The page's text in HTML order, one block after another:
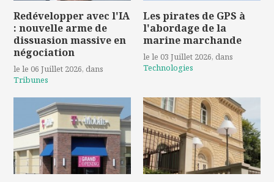
Redévelopper avec l'IA
: nouvelle arme de
dissuasion massive en
négociation
le le 06 Juillet 2026, dans
Tribunes
Les pirates de GPS à
l'abordage de la
marine marchande
le le 03 Juillet 2026, dans
Technologies